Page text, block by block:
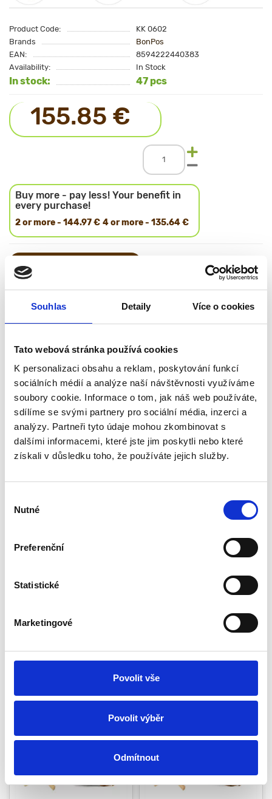
Souhlas Detaily Více o cookies
Tato webová stránka používá cookies
K personalizaci obsahu a reklam, poskytování funkcí
sociálních médií a analýze naší návštěvnosti využíváme
soubory cookie. Informace o tom, jak náš web používáte,
sdílíme se svými partnery pro sociální média, inzerci a
analýzy. Partneři tyto údaje mohou zkombinovat s
dalšími informacemi, které jste jim poskytli nebo které
získali v důsledku toho, že používáte jejich služby.
souhlasu
Nutné
Preferenční
Statistické
Marketingové
Povolit vše
Povolit výběr
Odmítnout
Product Code:
KK 0602
Brands
BonPos
EAN:
8594222440383
Availability:
In Stock
In stock: 47 pcs
155.85 €
Buy more - pay less! Your benefit in
every purchase!
2 or more - 144.97 € 4 or more - 135.64 €
Equipment
Barrel, cap, stand, pin, oppression,
instructions
Material
- Oak
Height without lid
455 mm
Height with lid
530 mm
All the features
0 reviews
Description
Specification
Oak tub with a volume of 30 liters is ideal for salting a variety of
foods - vegetables, mushrooms, meat, fish or berries. A container
gives pickling a unique taste and aroma. The oak salt barrel from
BonPos is made of carefully selected wood. The material is dried
coated with oil. The container is also reinforced with steel
galvanized hoops. Such products are not only practical in use, but
vegetables are recommended to be placed in a cool place, on a
table or stand to prevent the formation of mold. If you follow such